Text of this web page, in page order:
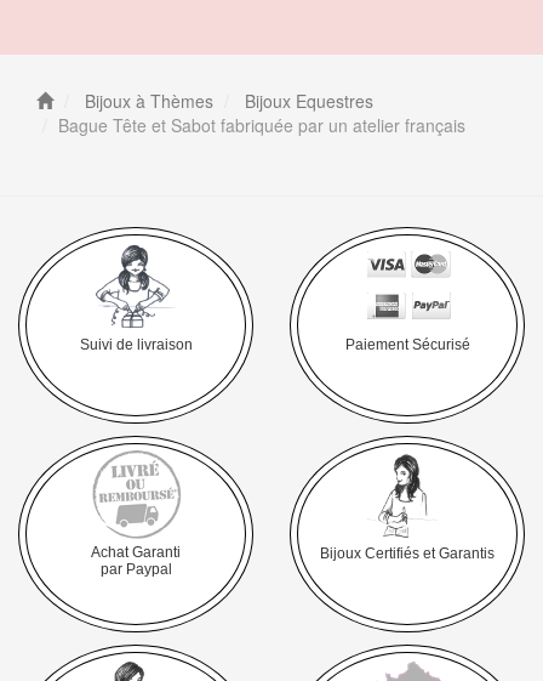
Bijoux à Thèmes
Bijoux Equestres
Bague Tête et Sabot fabriquée par un atelier français
Suivi de livraison Paiement Sécurisé
Achat Garanti
par Paypal
Bijoux Certifiés et Garantis